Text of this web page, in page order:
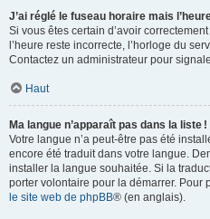
J’ai réglé le fuseau horaire mais
Si vous êtes certain d’avoir
l’heure reste incorrecte, l’horloge du
Contactez un administrateur pour
Haut
Ma langue n’apparaît pas dans la liste !
Votre langue n’a peut-être pas été
encore été traduit dans votre langue.
installer la langue souhaitée. Si la
porter volontaire pour la démarrer. Pour
le site web de phpBB® (en anglais).